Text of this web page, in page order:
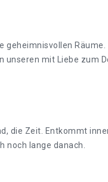
mit Liebe zum
die Zeit. Entkommt
noch lange danach.